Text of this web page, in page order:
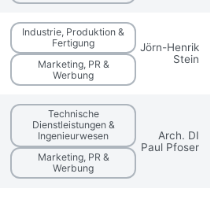
Industrie, Produktion &
Fertigung
Marketing, PR &
Werbung
Jörn-Henrik
Stein
Technische
Dienstleistungen &
Ingenieurwesen
Marketing, PR &
Werbung
Arch. DI
Paul Pfoser